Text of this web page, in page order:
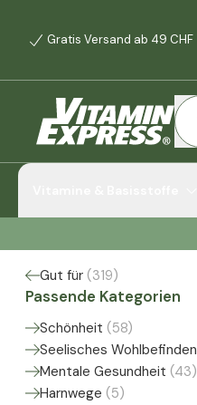
Gratis Versand ab 49 CHF
Gut für (319)
Passende Kategorien
Schönheit (58)
Seelisches Wohlbefinden
Mentale Gesundheit (43)
Harnwege (5)